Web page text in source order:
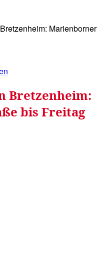
Marienborner
Bretzenheim:
bis Freitag